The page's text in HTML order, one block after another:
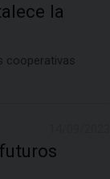
la
cooperativas